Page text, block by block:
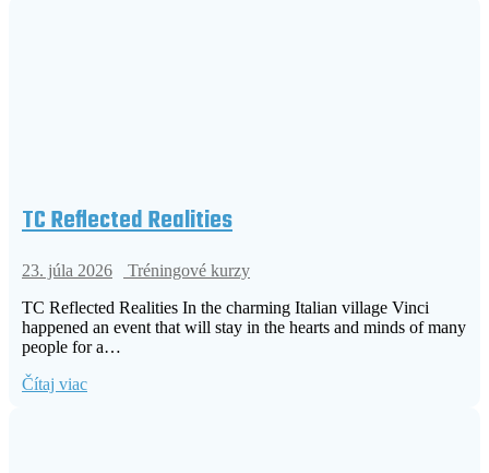
TC Reflected Realities
23. júla 2026
Tréningové kurzy
TC Reflected Realities In the charming Italian village Vinci
happened an event that will stay in the hearts and minds of many
people for a…
Čítaj viac